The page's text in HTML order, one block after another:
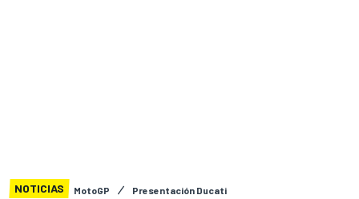
NOTICIAS MotoGP Presentación Ducati